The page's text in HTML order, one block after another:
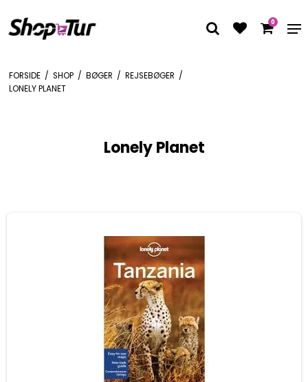
0
FORSIDE / SHOP / BØGER / REJSEBØGER /
LONELY PLANET
Lonely Planet